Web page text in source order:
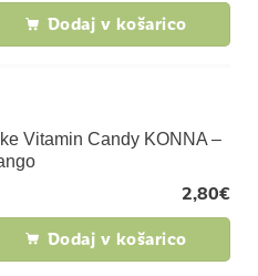
Dodaj v košarico
Vitamin Candy KONNA –
2,80€
Dodaj v košarico